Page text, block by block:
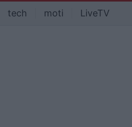
tech moti LiveTV